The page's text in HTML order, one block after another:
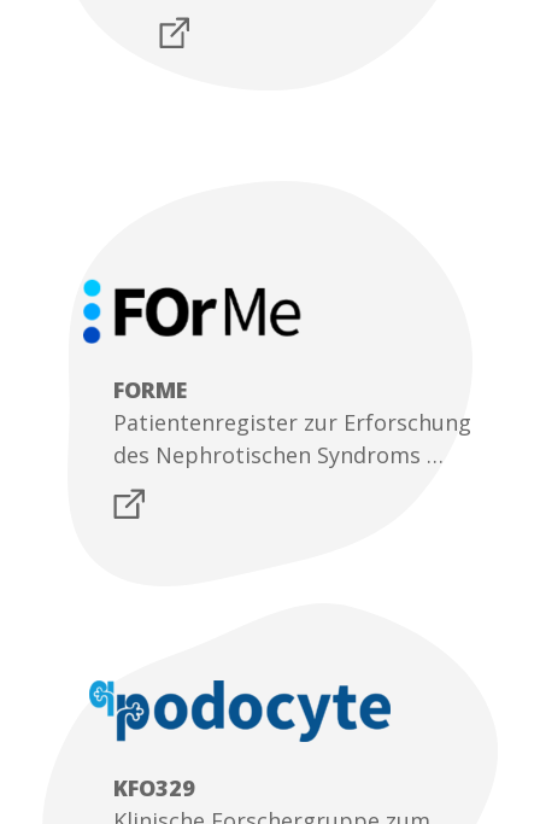
FORME
Patientenregister zur Erforschung
des Nephrotischen Syndroms …
KFO329